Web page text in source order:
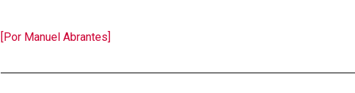
[Por Manuel Abrantes]